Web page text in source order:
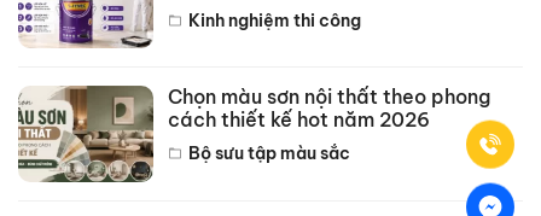
Kinh nghiệm thi công
Chọn màu sơn nội thất theo phong
cách thiết kế hot năm 2026
Bộ sưu tập màu sắc